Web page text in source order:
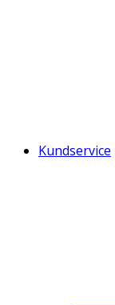
Kundservice